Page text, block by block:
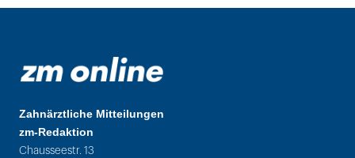
Zahnärztliche Mitteilungen
zm-Redaktion
Chausseestr. 13